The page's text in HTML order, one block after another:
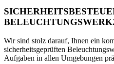
Wir sind stolz darauf, Ihnen ein
sicherheitsgeprüften
Aufgaben in allen Umgebungen